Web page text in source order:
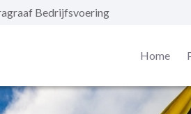
Bedrijfsvoering
Home